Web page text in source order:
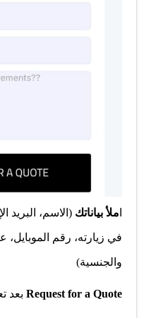
ملأ بياناتك (الاسم، البريد
في زيارته، رقم الموبايل،
والجنسية)
Request for a Quote بعد